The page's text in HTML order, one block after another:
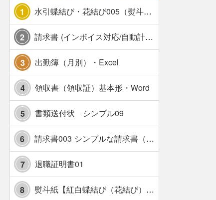
1 水引蝶結び・花結び005（熨斗あり）
2 請求書 (インボイス対応/自動計算/A4 縦) カラー 使い方解説あり
3 出勤簿（月別）・Excel
4 領収書（領収証）基本形・Word
5 書類送付状 シンプル09
6 請求書003 シンプルな請求書（消費税10％対応）
7 退職証明書01
8 熨斗紙【紅白蝶結び（花結び）・水引7本】・Excel